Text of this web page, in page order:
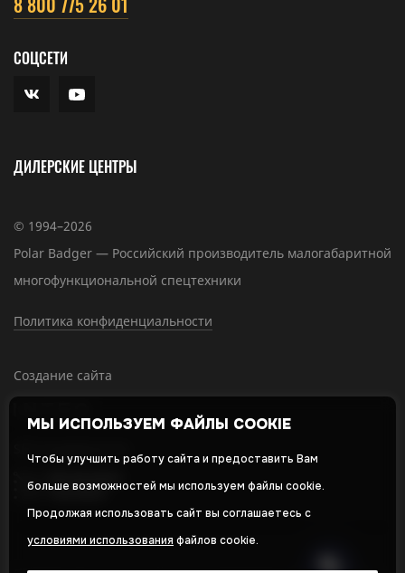
СОЦСЕТИ
ДИЛЕРСКИЕ ЦЕНТРЫ
© 1994–2026
Polar Badger — Российский производитель малогабаритной
многофункциональной спецтехники
Политика конфиденциальности
Создание сайта
МЫ ИСПОЛЬЗУЕМ ФАЙЛЫ COOKIE
Чтобы улучшить работу сайта и предоставить Вам
больше возможностей мы используем файлы cookie.
Продолжая использовать сайт вы соглашаетесь с
условиями использования файлов cookie.